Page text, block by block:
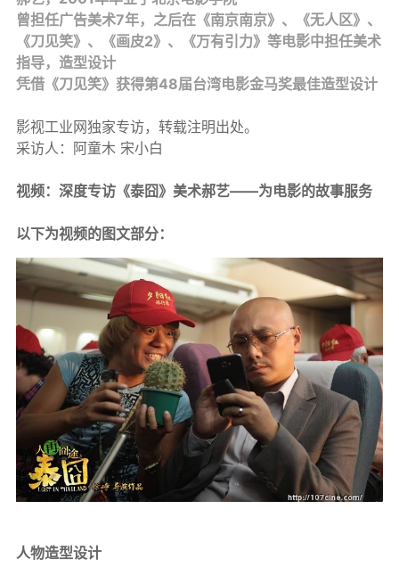
曾担任广告美术7年，之后在《南京南京》、《无人区》、
《刀见笑》、《画皮2》、《万有引力》等电影中担任美术
指导，造型设计
凭借《刀见笑》获得第48届台湾电影金马奖最佳造型设计
影视工业网独家专访，转载注明出处。
采访人：阿童木 宋小白
视频：深度专访《泰囧》美术郝艺——为电影的故事服务
以下为视频的图文部分：
人物造型设计